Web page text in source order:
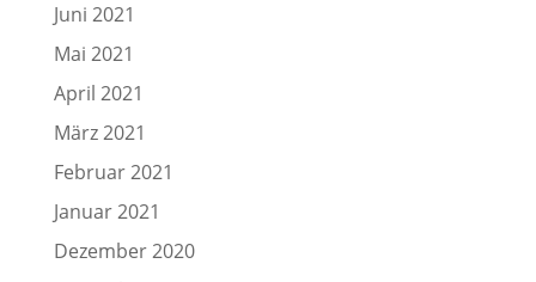
Juni 2021
Mai 2021
April 2021
März 2021
Februar 2021
Januar 2021
Dezember 2020